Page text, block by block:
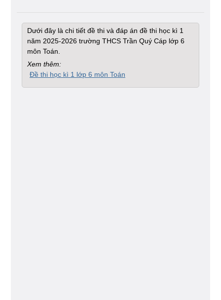
Dưới đây là chi tiết đề thi và đáp án đề thi học kì 1
năm 2025-2026 trường THCS Trần Quý Cáp lớp 6
môn Toán.
Xem thêm:
Đề thi học kì 1 lớp 6 môn Toán